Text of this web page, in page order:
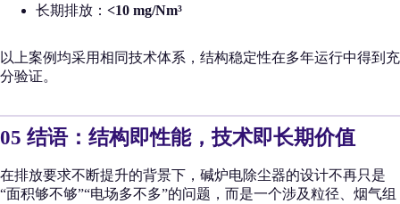
长期排放： <10 mg/Nm³
以上案例均采用相同技术体系，结构稳定性在多年运行中得到充
分验证。
05 结语：结构即性能，技术即长期价值
在排放要求不断提升的背景下，碱炉电除尘器的设计不再只是
“面积够不够”“电场多不多”的问题，而是一个涉及粒径、烟气组